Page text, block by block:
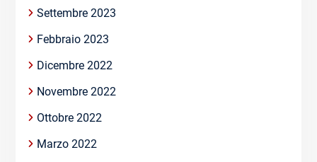
Settembre 2023
Febbraio 2023
Dicembre 2022
Novembre 2022
Ottobre 2022
Marzo 2022